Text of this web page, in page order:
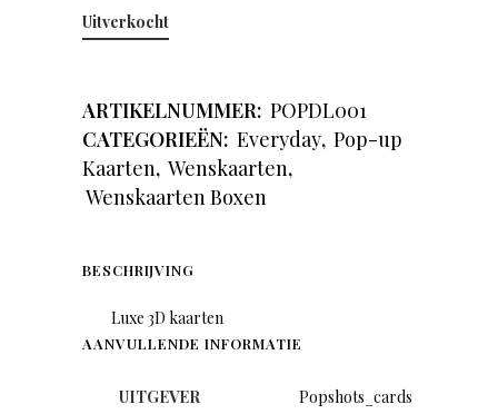
Uitverkocht
ARTIKELNUMMER: POPDL001
CATEGORIEËN: Everyday, Pop-up
Kaarten, Wenskaarten,
Wenskaarten Boxen
BESCHRIJVING
Luxe 3D kaarten
AANVULLENDE INFORMATIE
UITGEVER
Popshots_cards